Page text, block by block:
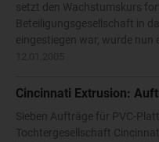
setzt den Wachstumskurs
Beteiligungsgesellschaft in
eingestiegen war, wurde nun
Cincinnati Extrusion:
Sieben Aufträge für PVC-
Tochtergesellschaft